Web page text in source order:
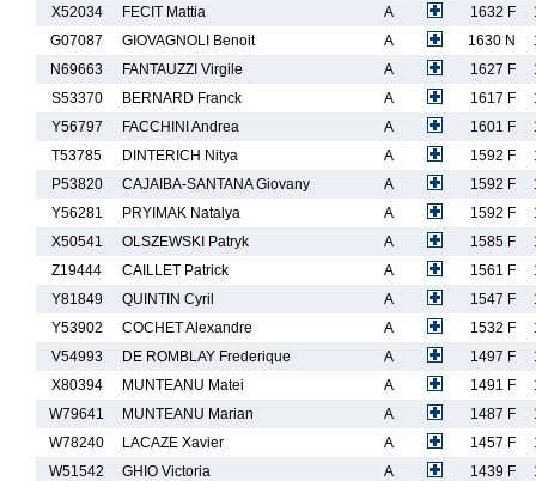
X52034
FECIT Mattia A 1632 F
G07087
GIOVAGNOLI Benoit A 1630 N
N69663
FANTAUZZI Virgile A 1627 F
S53370
BERNARD Franck A 1617 F
Y56797
FACCHINI Andrea A 1601 F
T53785
DINTERICH Nitya A 1592 F
P53820
CAJAIBA-SANTANA Giovany A 1592 F
Y56281
PRYIMAK Natalya A 1592 F
X50541
OLSZEWSKI Patryk A 1585 F
Z19444
CAILLET Patrick A 1561 F
Y81849
QUINTIN Cyril A 1547 F
Y53902
COCHET Alexandre A 1532 F
V54993
DE ROMBLAY Frederique A 1497 F
X80394
MUNTEANU Matei A 1491 F
W79641
MUNTEANU Marian A 1487 F
W78240
LACAZE Xavier A 1457 F
W51542
GHIO Victoria A 1439 F